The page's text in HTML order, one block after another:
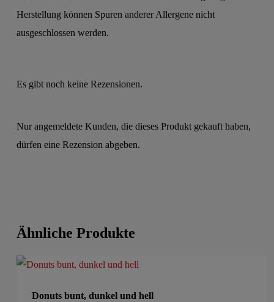
Herstellung können Spuren anderer Allergene nicht
ausgeschlossen werden.
Es gibt noch keine Rezensionen.
Nur angemeldete Kunden, die dieses Produkt gekauft haben,
dürfen eine Rezension abgeben.
Ähnliche Produkte
Donuts bunt, dunkel und hell